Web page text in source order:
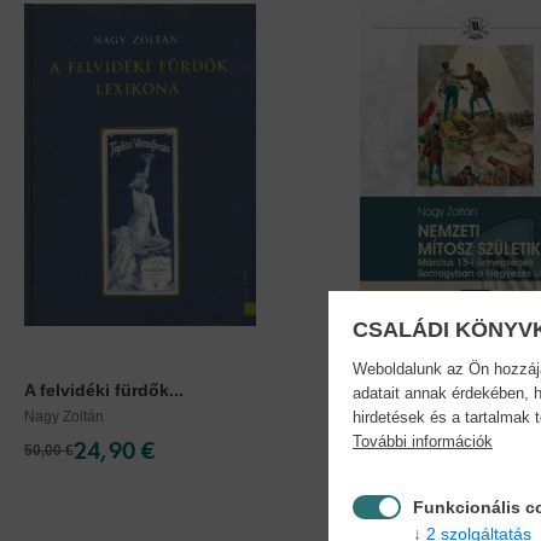
A felvidéki fürdők...
Nagy Zoltán
50,00 €24,90 €
Nemzeti mítosz
Nagy Zoltán
15,29 €13,90 €
CSALÁDI
Weboldalunk az Ön
adatait annak érdekében,
hirdetések és a tartalmak
További információk
Funkcionális
2 szolgáltatás